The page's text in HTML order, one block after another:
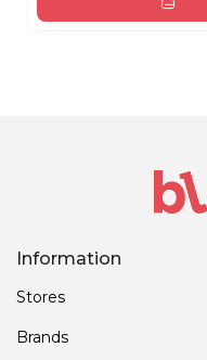
Information
Stores
Brands